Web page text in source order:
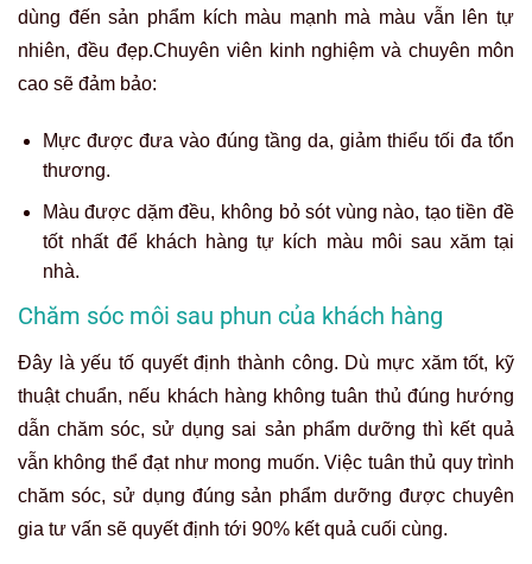
dùng đến sản phẩm kích màu mạnh mà màu vẫn lên tự
nhiên, đều đẹp.Chuyên viên kinh nghiệm và chuyên môn
cao sẽ đảm bảo:
Mực được đưa vào đúng tầng da, giảm thiểu tối đa tổn
thương.
Màu được dặm đều, không bỏ sót vùng nào, tạo tiền đề
tốt nhất để khách hàng tự kích màu môi sau xăm tại
nhà.
Chăm sóc môi sau phun của khách hàng
Đây là yếu tố quyết định thành công. Dù mực xăm tốt, kỹ
thuật chuẩn, nếu khách hàng không tuân thủ đúng hướng
dẫn chăm sóc, sử dụng sai sản phẩm dưỡng thì kết quả
vẫn không thể đạt như mong muốn. Việc tuân thủ quy trình
chăm sóc, sử dụng đúng sản phẩm dưỡng được chuyên
gia tư vấn sẽ quyết định tới 90% kết quả cuối cùng.